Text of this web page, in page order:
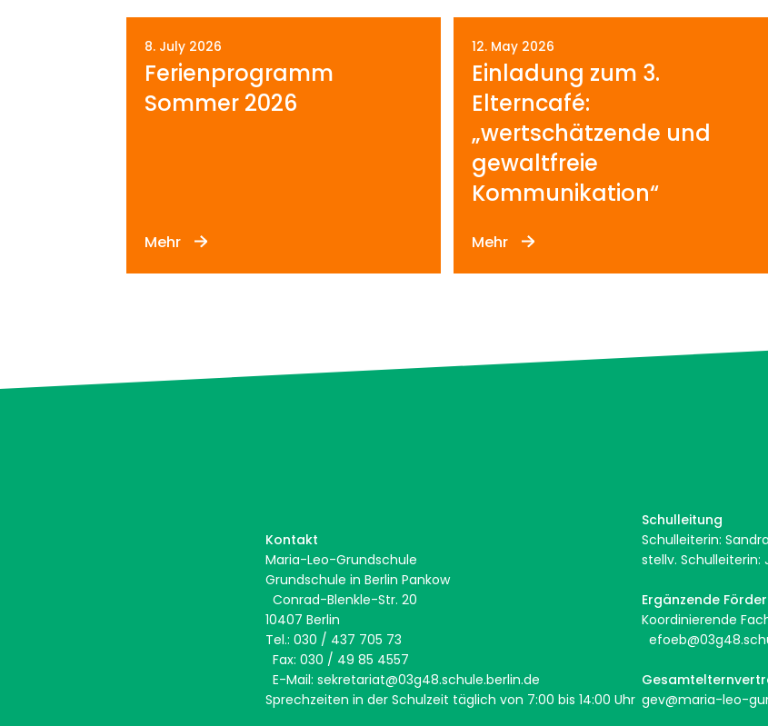
8. July 2026
Ferienprogramm
Sommer 2026
Mehr
12. May 2026
Einladung zum 3.
Elterncafé:
„wertschätzende und
gewaltfreie
Kommunikation“
Mehr
Kontakt
Maria-Leo-Grundschule
Grundschule in Berlin Pankow
Conrad-Blenkle-Str. 20
10407 Berlin
Tel.: 030 / 437 705 73
Fax: 030 / 49 85 4557
E-Mail: sekretariat@03g48.schule.berlin.de
Sprechzeiten in der Schulzeit täglich von 7:00 bis 14:00 Uhr
Schulleitung
Schulleiterin:
stellv. Schulleiterin:
Ergänzende
Koordinierende
gev@maria-leo-